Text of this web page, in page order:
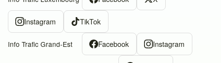
Instagram TikTok
Info Trafic Grand-Est Facebook Instagram